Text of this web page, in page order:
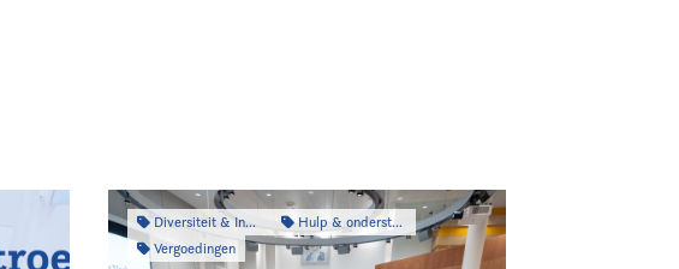
Diversiteit & Inclusiviteit
Hulp & ondersteuning
Vergoedingen